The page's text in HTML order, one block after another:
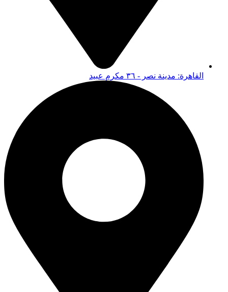
القاهرة: مدينة نصر - ٣٦ مكرم عبيد